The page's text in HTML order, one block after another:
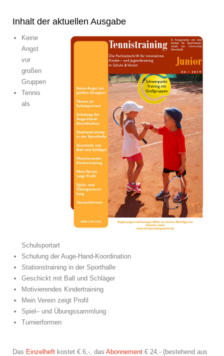
Inhalt der aktuellen Ausgabe
Keine
Angst
vor
großen
Gruppen
Tennis
als
Schulsportart
Schulung der Auge-Hand-Koordination
Stationstraining in der Sporthalle
Geschickt mit Ball und Schläger
Motivierendes Kindertraining
Mein Verein zeigt Profil
Spiel– und Übungssammlung
Turnierformen
Das Einzelheftkostet € 6,-, das Abonnement€ 24,- (bestehend aus